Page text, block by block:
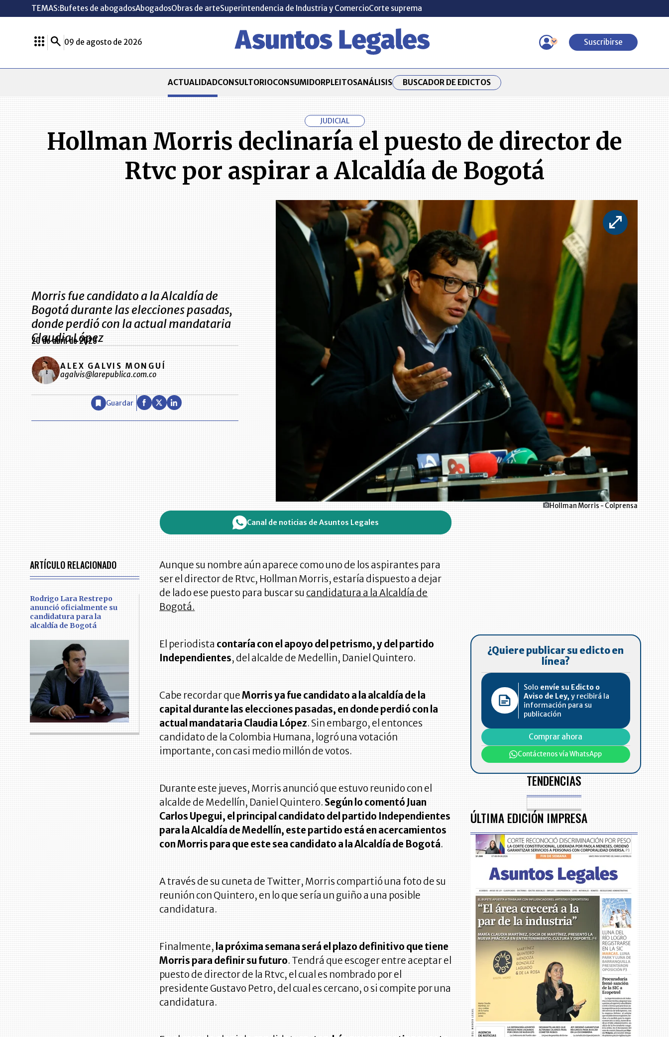
TEMAS:Bufetes de abogadosAbogadosObras de arteSuperintendencia de Industria y ComercioCorte suprema
09 de agosto de 2026 Suscribirse
ACTUALIDADCONSULTORIOCONSUMIDORPLEITOSANÁLISIS BUSCADOR DE EDICTOS
JUDICIAL
Hollman Morris declinaría el puesto de director de
Rtvc por aspirar a Alcaldía de Bogotá
Morris fue candidato a la Alcaldía de
Bogotá durante las elecciones pasadas,
donde perdió con la actual mandataria
Claudia López
20 de abril de 2023
ALEX GALVIS MONGUÍ
agalvis@larepublica.com.co
Guardar
Hollman Morris - Colprensa
Canal de noticias de Asuntos Legales
ARTÍCULO RELACIONADO
Rodrigo Lara Restrepo
anunció oficialmente su
candidatura para la
alcaldía de Bogotá
Aunque su nombre aún aparece como uno de los aspirantes para
ser el director de Rtvc, Hollman Morris, estaría dispuesto a dejar
de lado ese puesto para buscar su candidatura a la Alcaldía de
Bogotá.
El periodista contaría con el apoyo del petrismo, y del partido
Independientes, del alcalde de Medellin, Daniel Quintero.
Cabe recordar queMorris ya fue candidato a la alcaldía de la
capital durante las elecciones pasadas, en donde perdió con la
actual mandataria Claudia López. Sin embargo, el entonces
candidato de la Colombia Humana, logró una votación
importante, con casi medio millón de votos.
Durante este jueves, Morris anunció que estuvo reunido con el
alcalde de Medellín, Daniel Quintero. Según lo comentó Juan
Carlos Upegui, el principal candidato del partido Independientes
para la Alcaldía de Medellín, este partido está en acercamientos
con Morris para que este sea candidato a la Alcaldía de Bogotá.
A través de su cuneta de Twitter, Morris compartió una foto de su
reunión con Quintero, en lo que sería un guiño a una posible
candidatura.
Finalmente, la próxima semana será el plazo definitivo que tiene
Morris para definir su futuro. Tendrá que escoger entre aceptar el
puesto de director de la Rtvc, el cual es nombrado por el
presidente Gustavo Petro, del cual es cercano, o si compite por una
candidatura.
¿Quiere publicar su edicto en
línea?
Solo envíe su Edicto o
Aviso de Ley, y recibirá la
información para su
publicación
Comprar ahora
Contáctenos vía WhatsApp
TENDENCIAS
ÚLTIMA EDICIÓN IMPRESA